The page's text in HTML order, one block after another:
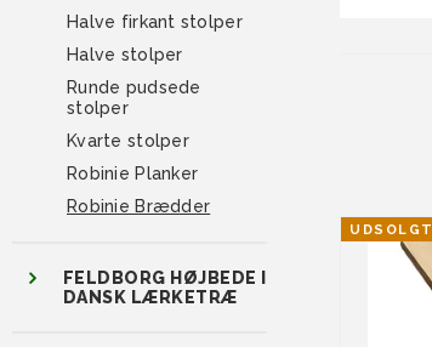
Halve firkant stolper
Halve stolper
Runde pudsede
stolper
Kvarte stolper
Robinie Planker
Robinie Brædder
FELDBORG HØJBEDE I
DANSK LÆRKETRÆ
UDSOLGT